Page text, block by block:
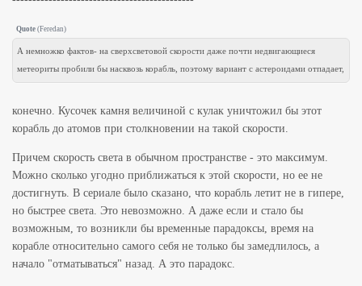
Quote (Feredan)
А немножко фактов- на сверхсветовой скорости даже почти недвигающиеся
метеориты пробили бы насквозь корабль, поэтому вариант с астероидами отпадает,
конечно. Кусочек камня величиной с кулак уничтожил бы этот
корабль до атомов при столкновении на такой скорости.
Причем скорость света в обычном пространстве - это максимум.
Можно сколько угодно приближаться к этой скорости, но ее не
достигнуть. В сериале было сказано, что корабль летит не в гипере,
но быстрее света. Это невозможно. А даже если и стало бы
возможным, то возникли бы временные парадоксы, время на
корабле относительно самого себя не только бы замедлилось, а
начало "отматываться" назад. А это парадокс.